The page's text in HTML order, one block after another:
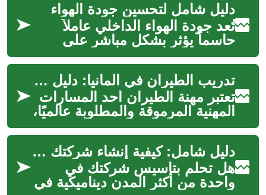
دليل شامل لتحسين جودة الهواء
تُعد جودة الهواء الداخلي عاملاً
حاسماً يؤثر بشكل مباشر على
صحة الإنسان ورفاهيته. فمع قضاء
معظم الأفراد وقتاً طويلاً د...
تدريب الطيران في ألمانيا: دليل شامل للطلاب والطيارين
تعتبر مهنة الطيران أحد المسارات
المهنية المرموقة والمطلوبة عالميًا،
وتتطلب تدريبًا دقيقًا ومكوّنات تقنية
وإنسانية عال...
دليل شامل: كيفية إنشاء شركتك الخاصة في دبي بنجاح
هل تحلم بتأسيس شركتك في
واحدة من أكثر المدن ديناميكية في